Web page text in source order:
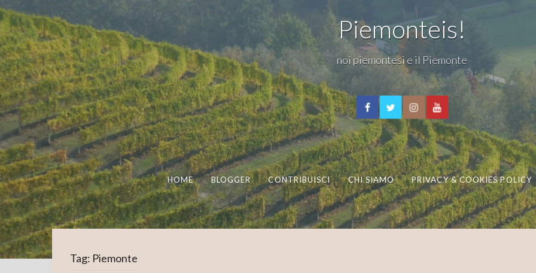
Piemonteis!
noi piemontesi e il Piemonte
HOME BLOGGER CONTRIBUISCI CHI SIAMO PRIVACY & COOKIES POLICY
Tag: Piemonte